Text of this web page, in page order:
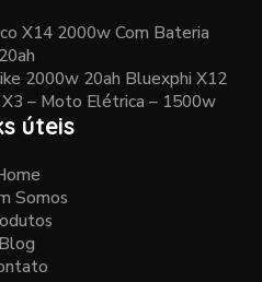
X14 2000w Com Bateria
20ah
2000w 20ah Bluexphi X12
– Moto Elétrica – 1500w
úteis
Somos
Blog